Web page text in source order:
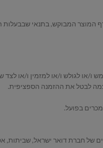
המבוקש, בתנאי שבבעלות
ו/או לגולש ו/או למזמין ו/או
לבטל את ההזמנה הספציפית.
של חברת דואר ישראל, שביתות,